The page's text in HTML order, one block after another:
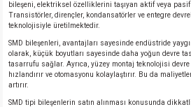
bileşeni, elektriksel özelliklerini taşıyan aktif veya
Transistörler, dirençler, kondansatörler ve entegre
teknolojisiyle üretilmektedir.
SMD bileşenleri, avantajları sayesinde endüstride
olarak, küçük boyutları sayesinde daha yoğun devre
tasarrufu sağlar. Ayrıca, yüzey montaj teknolojisi
hızlandırır ve otomasyonu kolaylaştırır. Bu da
artırır.
SMD tipi bileşenlerin satın alınması konusunda